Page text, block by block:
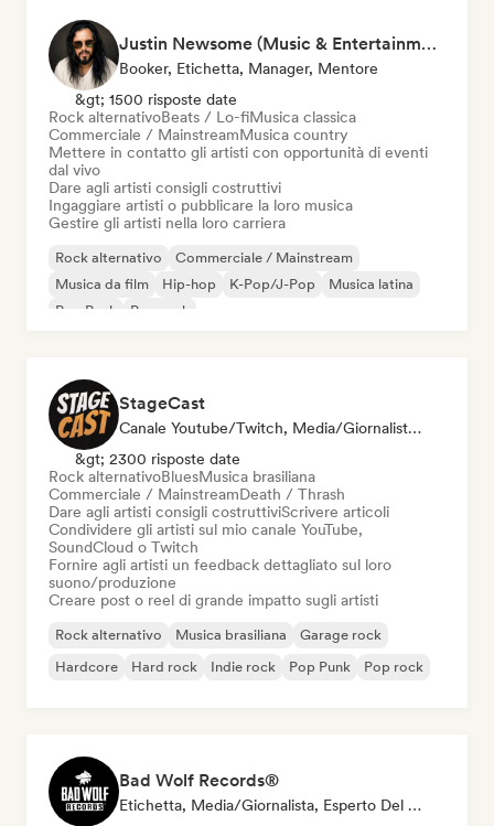
Justin Newsome (Music & Entertainment Executive | A&R, Artist Development & Partnerships | Applied AI & Systems Strategy)
Booker, Etichetta, Manager, Mentore
&gt; 1500 risposte date
Rock alternativoBeats / Lo-fiMusica classica
Commerciale / MainstreamMusica country
Mettere in contatto gli artisti con opportunità di eventi
dal vivo
Dare agli artisti consigli costruttivi
Ingaggiare artisti o pubblicare la loro musica
Gestire gli artisti nella loro carriera
Rock alternativo
Commerciale / Mainstream
Musica da film
Hip-hop K-Pop/J-Pop
Musica latina
Pop Punk
Pop rock
StageCast
Canale Youtube/Twitch, Media/Giornalista, Mentore, Social Media Influencer, Esperto Del Suono
&gt; 2300 risposte date
Rock alternativoBluesMusica brasiliana
Commerciale / MainstreamDeath / Thrash
Dare agli artisti consigli costruttiviScrivere articoli
Condividere gli artisti sul mio canale YouTube,
SoundCloud o Twitch
Fornire agli artisti un feedback dettagliato sul loro
suono/produzione
Creare post o reel di grande impatto sugli artisti
Rock alternativo Musica brasiliana
Garage rock
Hardcore
Hard rock Indie rock Pop Punk Pop rock
Bad Wolf Records®
Etichetta, Media/Giornalista, Esperto Del Suono